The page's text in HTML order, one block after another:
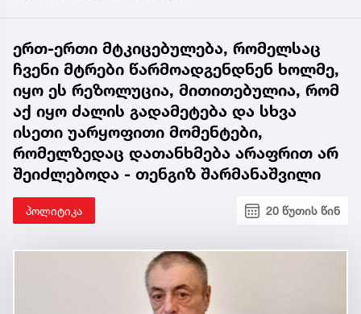
ერთ-ერთი მტკიცებულება, რომელსაც
ჩვენი მტრები წარმოადგენდნენ ხოლმე,
იყო ეს რეზოლუცია, მითითებულია, რომ
აქ იყო ძალის გადამეტება და სხვა
ისეთი უარყოფითი მომენტები,
რომელზედაც დათანხმება არაფრით არ
შეიძლებოდა - თენგიზ შარმანაშვილი
პოლიტიკა 20 წუთის წინ